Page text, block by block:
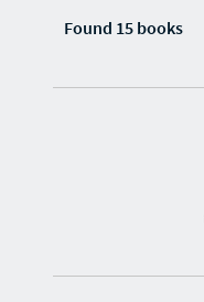
Found 15 books